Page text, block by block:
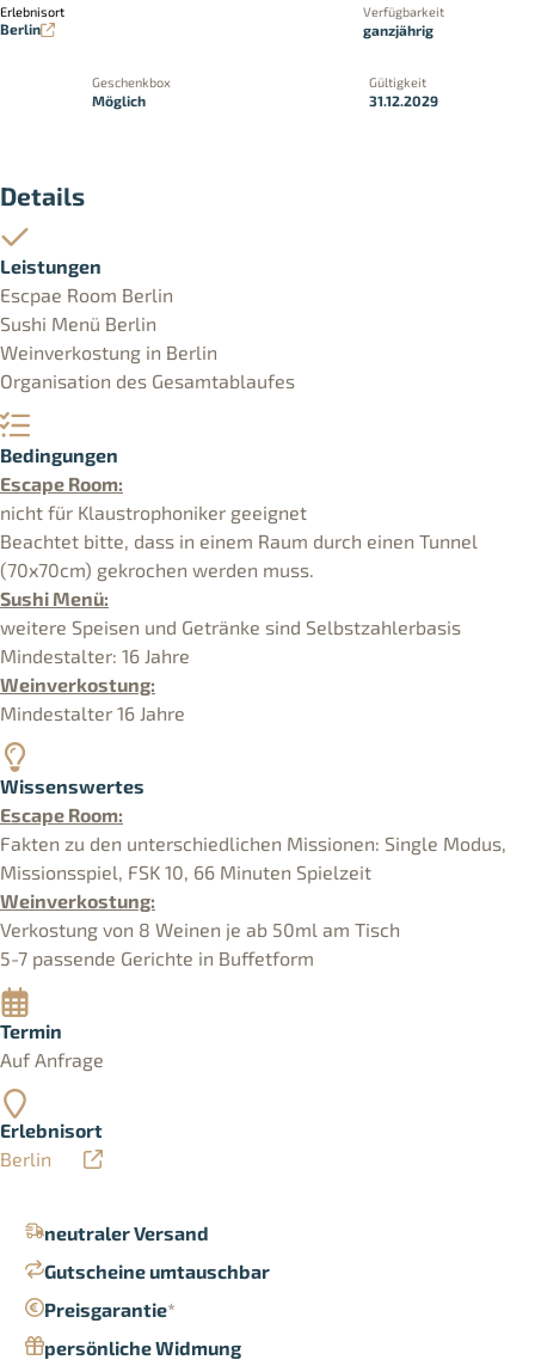
Erlebnisort
Berlin
Verfügbarkeit
ganzjährig
Geschenkbox
Möglich
Gültigkeit
31.12.2029
neutraler Versand
Gutscheine umtauschbar
Preisgarantie*
persönliche Widmung
Details
Leistungen
Escpae Room Berlin
Sushi Menü Berlin
Weinverkostung in Berlin
Organisation des Gesamtablaufes
Bedingungen
Escape Room:
nicht für Klaustrophoniker geeignet
Beachtet bitte, dass in einem Raum durch einen Tunnel
(70x70cm) gekrochen werden muss.
Sushi Menü:
weitere Speisen und Getränke sind Selbstzahlerbasis
Mindestalter: 16 Jahre
Weinverkostung:
Mindestalter 16 Jahre
Wissenswertes
Escape Room:
Fakten zu den unterschiedlichen Missionen: Single Modus,
Missionsspiel, FSK 10, 66 Minuten Spielzeit
Weinverkostung:
Verkostung von 8 Weinen je ab 50ml am Tisch
5-7 passende Gerichte in Buffetform
Termin
Auf Anfrage
Erlebnisort
Berlin